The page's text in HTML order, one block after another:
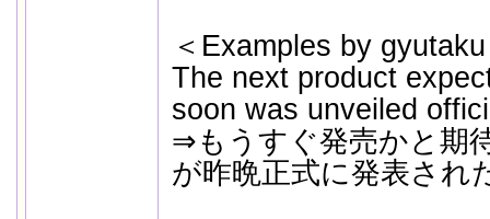
＜Examples by
The next product
soon was unveiled
⇒もうすぐ発売かと期
が昨晩正式に発表され